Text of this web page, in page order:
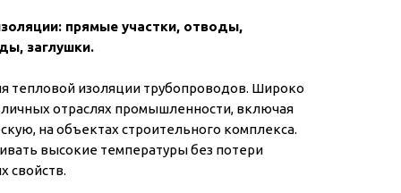
прямые участки, отводы,
заглушки.
тепловой изоляции трубопроводов. Широко
отраслях промышленности, включая
на объектах строительного комплекса.
высокие температуры без потери
свойств.